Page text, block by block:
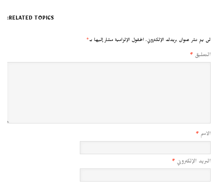
RELATED TOPICS:
لن يتم نشر عنوان بريدك الإلكتروني. الحقول الإلزامية مشار إليها بـ*
التعليق *
الاسم *
البريد الإلكتروني *